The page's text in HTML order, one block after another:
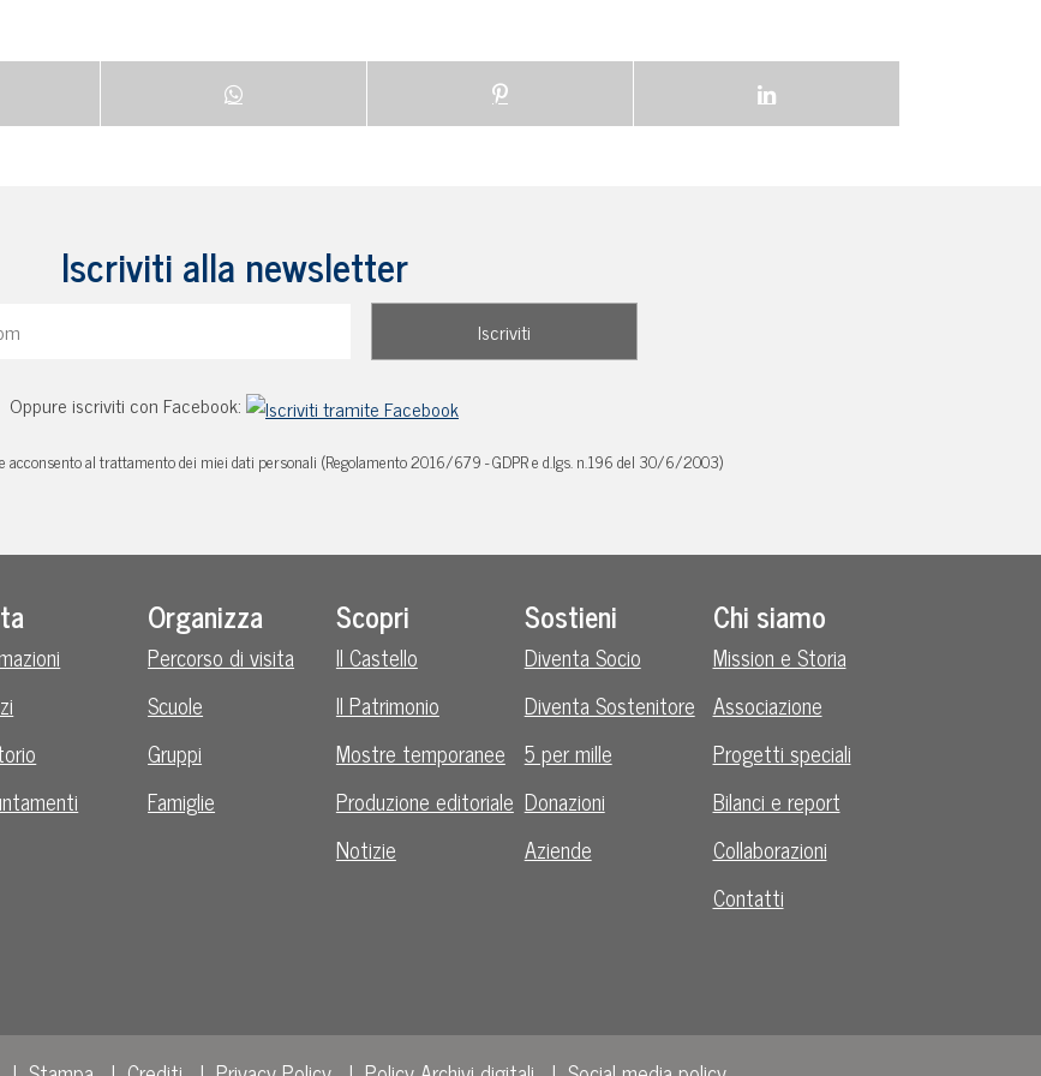
Iscriviti alla newsletter
Oppure iscriviti con Facebook:
acconsento al trattamento dei miei dati personali (Regolamento 2016/679 - GDPR e d.lgs. n.196 del 30/6/2003)
Organizza
Percorso di visita
Scuole
Gruppi
Famiglie
Scopri
Il Castello
Il Patrimonio
Mostre temporanee
Produzione editoriale
Notizie
Sostieni
Diventa Socio
Diventa Sostenitore
5 per mille
Donazioni
Aziende
Chi siamo
Mission e Storia
Associazione
Progetti speciali
Bilanci e report
Collaborazioni
Contatti